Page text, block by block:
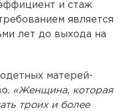
и стаж
является
лет до выхода на
матерей-
«Женщина, которая
троих и более